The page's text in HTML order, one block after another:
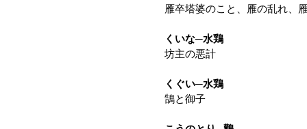
雁卒塔婆のこと、雁の乱れ、
くいな─水鶏
坊主の悪計
くぐい─水鶏
鵠と御子